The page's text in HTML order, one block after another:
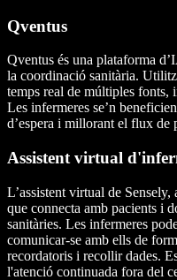
Qventus
Qventus és una plataforma
la coordinació sanitària.
temps real de múltiples fonts,
Les infermeres se’n
d’espera i millorant el flux de
Assistent virtual
L’assistent virtual de
que connecta amb pacients i
sanitàries. Les infermeres
comunicar-se amb ells de
recordatoris i recollir dades.
l'atenció continuada fora del